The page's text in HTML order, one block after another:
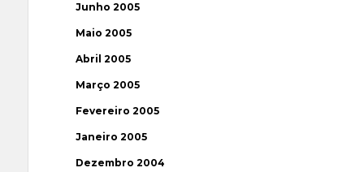
Junho 2005
Maio 2005
Abril 2005
Março 2005
Fevereiro 2005
Janeiro 2005
Dezembro 2004